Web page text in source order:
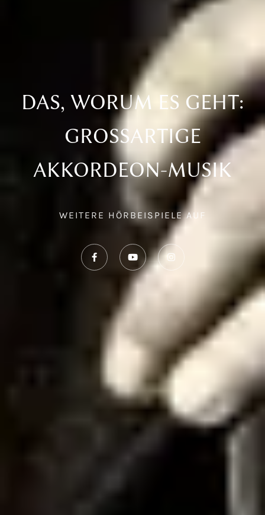
DAS, WORUM ES GEHT:
GROSSARTIGE A
KKORDEON-MUSIK
WEITERE HÖRBEISPIELE AUF